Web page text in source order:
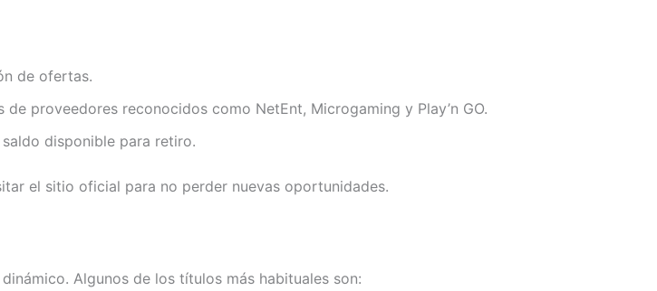
de ofertas.
proveedores reconocidos como NetEnt, Microgaming y Play’n GO.
disponible para retiro.
el sitio oficial para no perder nuevas oportunidades.
Algunos de los títulos más habituales son: